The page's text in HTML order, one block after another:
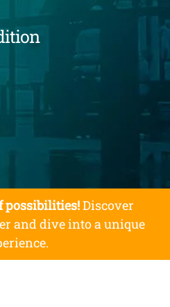
possibilities!Discover
and dive into a unique